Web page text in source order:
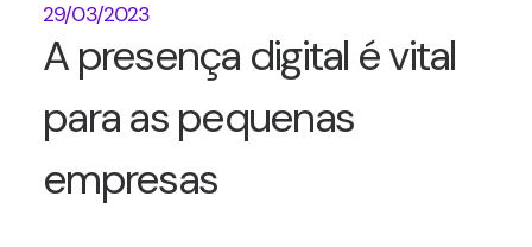
29/03/2023
A presença digital é vital
para as pequenas
empresas